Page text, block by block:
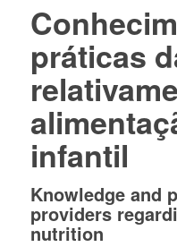
práticas
infantil
Knowledge and
providers
nutrition